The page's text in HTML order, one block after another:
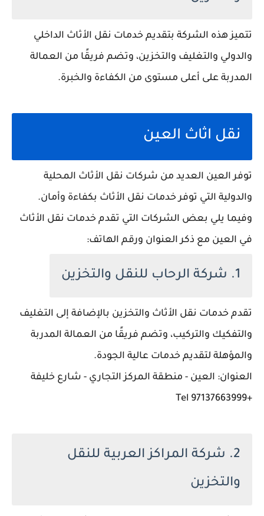
تتميز هذه الشركة بتقديم خدمات نقل الأثاث الداخلي
والدولي والتغليف والتخزين، وتضم فريقًا من العمالة
المدربة على أعلى مستوى من الكفاءة والخبرة.
نقل اثاث العين
توفر العين العديد من شركات نقل الأثاث المحلية
والدولية التي توفر خدمات نقل الأثاث بكفاءة وأمان.
وفيما يلي بعض الشركات التي تقدم خدمات نقل الأثاث
في العين مع ذكر العنوان ورقم الهاتف:
1. شركة الرحاب للنقل والتخزين
تقدم خدمات نقل الأثاث والتخزين بالإضافة إلى التغليف
والتفكيك والتركيب، وتضم فريقًا من العمالة المدربة
والمؤهلة لتقديم خدمات عالية الجودة.
العنوان: العين - منطقة المركز التجاري - شارع خليفة
+97137663999 Tel
2. شركة المراكز العربية للنقل
والتخزين